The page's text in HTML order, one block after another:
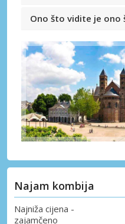
Ono što vidite je ono
Najam kombija
Najniža cijena -
zajamčeno